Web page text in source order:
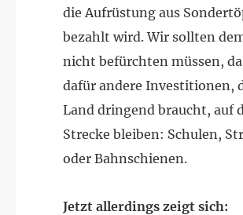
die Aufrüstung aus
bezahlt wird. Wir sollten
nicht befürchten müssen,
dafür andere Investitionen,
Land dringend braucht, auf
Strecke bleiben: Schulen,
oder Bahnschienen.
Jetzt allerdings zeigt sich: